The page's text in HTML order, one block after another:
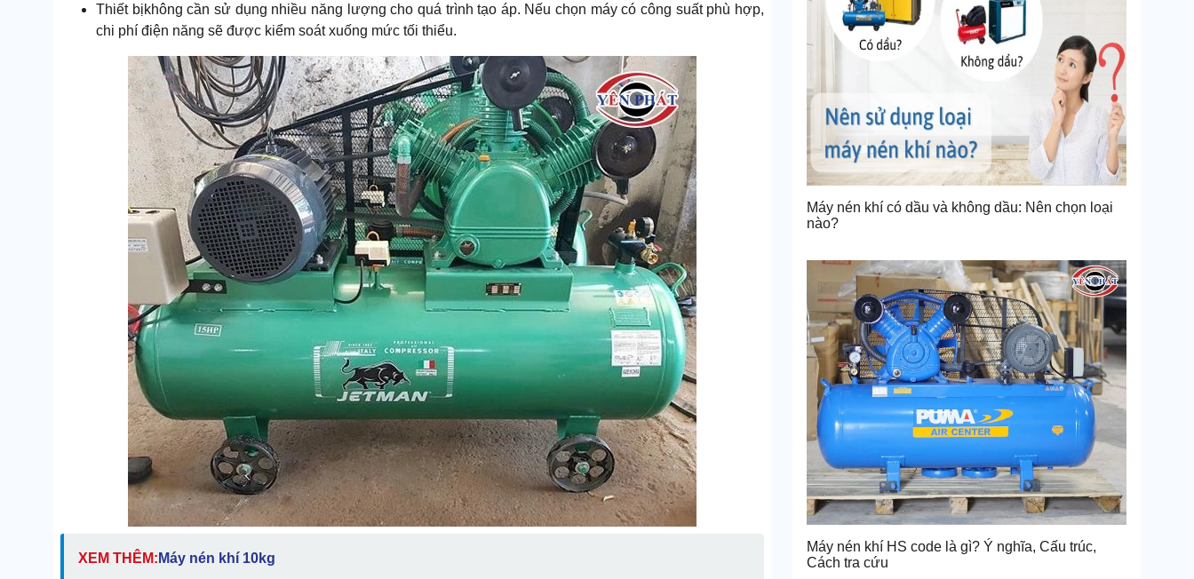
Thiết bịkhông cần sử dụng nhiều năng lượng cho quá trình tạo áp. Nếu chọn máy có công suất phù hợp,
chi phí điện năng sẽ được kiểm soát xuống mức tối thiểu.
XEM THÊM: Máy nén khí 10kg
Máy nén khí có dầu và không dầu: Nên chọn loại
nào?
Máy nén khí HS code là gì? Ý nghĩa, Cấu trúc,
Cách tra cứu